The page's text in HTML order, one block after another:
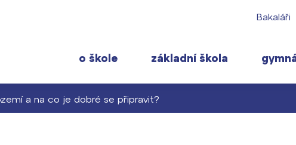
o škole základní škola
Bakaláři
a na co je dobré se připravit?